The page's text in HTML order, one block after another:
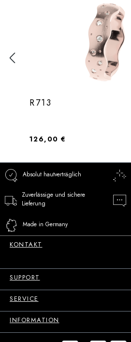
R713
Regulärer Preis:
126,00 €
Absolut hautverträglich
Zuverlässige und sichere
Lieferung
Made in Germany
KONTAKT
SUPPORT
SERVICE
INFORMATION